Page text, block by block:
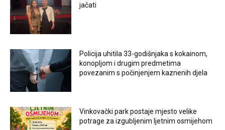
jačati
Policija uhitila 33-godišnjaka s kokainom,
konopljom i drugim predmetima
povezanim s počinjenjem kaznenih djela
Vinkovački park postaje mjesto velike
potrage za izgubljenim ljetnim osmijehom